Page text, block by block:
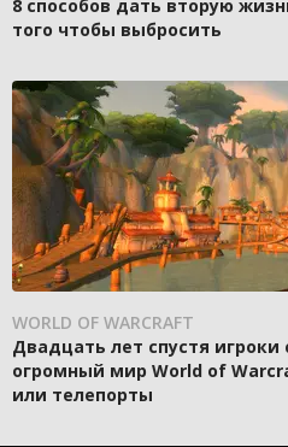
8 способов дать вторую
того чтобы выбросить
WORLD OF WARCRAFT
Двадцать лет спустя игроки
огромный мир World of
или телепорты